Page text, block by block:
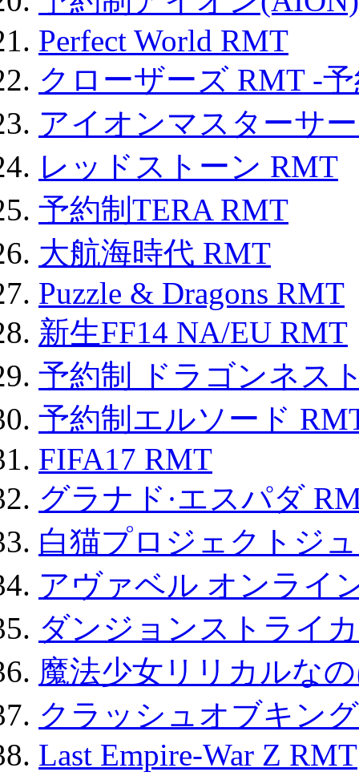
Perfect World RMT
クローザーズ RMT -
アイオンマスターサ
レッドストーン RMT
予約制TERA RMT
大航海時代 RMT
Puzzle & Dragons RMT
新生FF14 NA/EU RMT
予約制 ドラゴンネス
予約制エルソード
FIFA17 RMT
グラナド·エスパダ
白猫プロジェクトジ
アヴァベル オンライ
ダンジョンストライ
魔法少女リリカルな
クラッシュオブキン
Last Empire-War Z RMT